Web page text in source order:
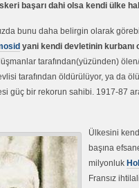
başarı dahi olsa kendi ülke
bunu daha belirgin olarak
yani kendi devletinin kurbanı
tarafından(yüzünden)
tarafından öldürülüyor, ya da
güç bir rekorun sahibi. 1917-87
Ülkesini
başına
milyonluk
Fransız